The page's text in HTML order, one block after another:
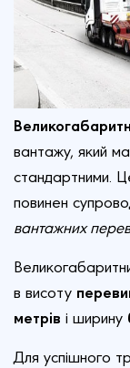
вантажу, який
стандартними.
повинен
вантажних
в висоту
метрів і ширину
Для успішного